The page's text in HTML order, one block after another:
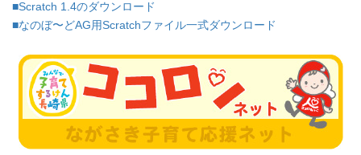
■Scratch 1.4のダウンロード
■なのぼ〜どAG用Scratchファイル一式ダウンロード